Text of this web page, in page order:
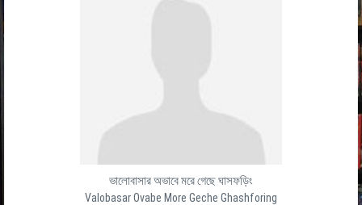
ভালোবাসার অভাবে মরে গেছে ঘাসফড়িং
Valobasar Ovabe More Geche Ghashforing